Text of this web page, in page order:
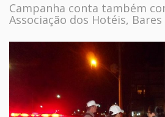
Campanha conta também
Associação dos Hotéis,